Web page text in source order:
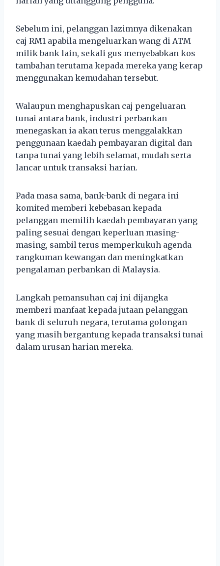
Sebelum ini, pelanggan lazimnya dikenakan
caj RM1 apabila mengeluarkan wang di ATM
milik bank lain, sekali gus menyebabkan kos
tambahan terutama kepada mereka yang kerap
menggunakan kemudahan tersebut.
Walaupun menghapuskan caj pengeluaran
tunai antara bank, industri perbankan
menegaskan ia akan terus menggalakkan
penggunaan kaedah pembayaran digital dan
tanpa tunai yang lebih selamat, mudah serta
lancar untuk transaksi harian.
Pada masa sama, bank-bank di negara ini
komited memberi kebebasan kepada
pelanggan memilih kaedah pembayaran yang
paling sesuai dengan keperluan masing-
masing, sambil terus memperkukuh agenda
rangkuman kewangan dan meningkatkan
pengalaman perbankan di Malaysia.
Langkah pemansuhan caj ini dijangka
memberi manfaat kepada jutaan pelanggan
bank di seluruh negara, terutama golongan
yang masih bergantung kepada transaksi tunai
dalam urusan harian mereka.